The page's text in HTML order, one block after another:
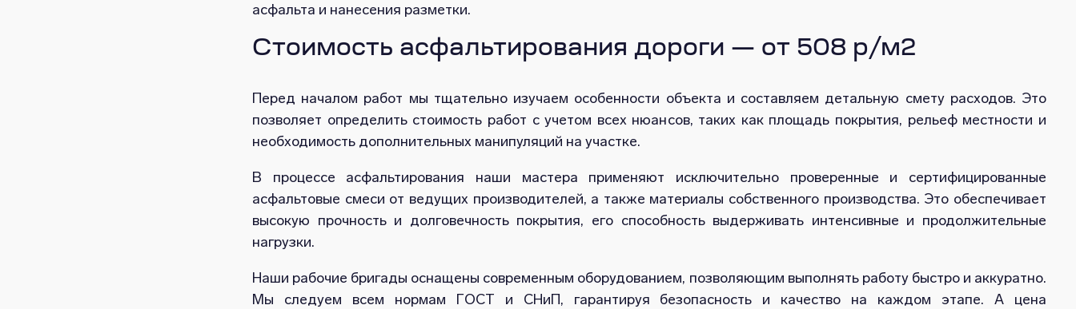
асфальта и нанесения разметки.
Стоимость асфальтирования дороги — от 508 р/м2
Перед началом работ мы тщательно изучаем особенности объекта и составляем детальную смету расходов. Это
позволяет определить стоимость работ с учетом всех нюансов, таких как площадь покрытия, рельеф местности и
необходимость дополнительных манипуляций на участке.
В процессе асфальтирования наши мастера применяют исключительно проверенные и сертифицированные
асфальтовые смеси от ведущих производителей, а также материалы собственного производства. Это обеспечивает
высокую прочность и долговечность покрытия, его способность выдерживать интенсивные и продолжительные
нагрузки.
Наши рабочие бригады оснащены современным оборудованием, позволяющим выполнять работу быстро и аккуратно.
Мы следуем всем нормам ГОСТ и СНиП, гарантируя безопасность и качество на каждом этапе. А цена